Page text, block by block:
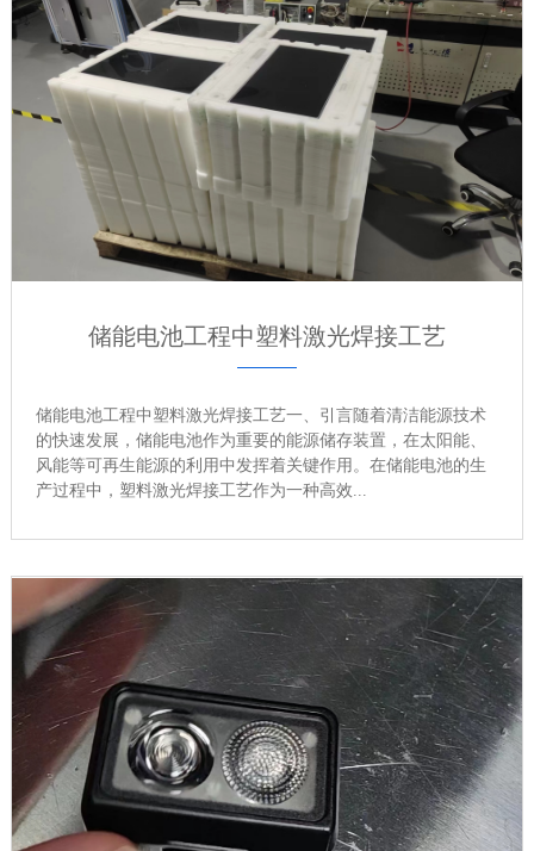
储能电池工程中塑料激光焊接工艺
储能电池工程中塑料激光焊接工艺一、引言随着清洁能源技术
的快速发展，储能电池作为重要的能源储存装置，在太阳能、
风能等可再生能源的利用中发挥着关键作用。在储能电池的生
产过程中，塑料激光焊接工艺作为一种高效...